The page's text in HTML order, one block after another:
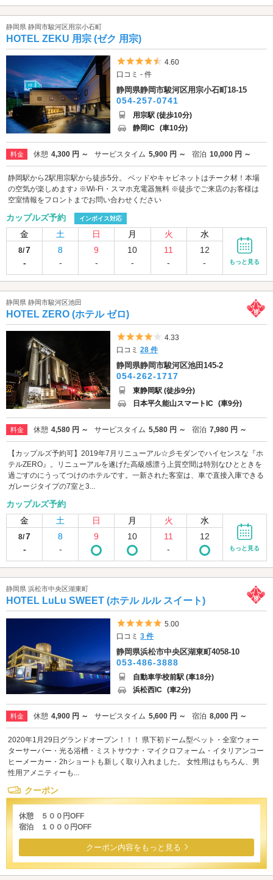
静岡県 静岡市駿河区用宗小石町
HOTEL ZEKU 用宗 (ゼク 用宗)
5つ星のうち4.5
4.60
口コミ - 件
静岡県静岡市駿河区用宗小石町18-15
054-257-0741
用宗駅 (徒歩10分)
静岡IC (車10分)
料金 休憩 4,300 円 ～ サービスタイム 5,900 円 ～ 宿泊 10,000 円 ～
静岡駅から2駅用宗駅から徒歩5分。 ベッドやキャビネットはチーク材！本場
の空気が楽しめます♪ ※Wi-Fi・スマホ充電器無料 ※徒歩でご来店のお客様は
空室情報をフロントまでお問い合わせください
カップルズ予約 インボイス対応
金 土 日 月 火 水
8/7
-
8
-
9
-
10
-
11
-
12
-
もっと見る
静岡県 静岡市駿河区池田
HOTEL ZERO (ホテル ゼロ)
5つ星のうち4
4.33
口コミ28 件
静岡県静岡市駿河区池田145-2
054-262-1717
東静岡駅 (徒歩9分)
日本平久能山スマートIC (車9分)
料金 休憩 4,580 円 ～ サービスタイム 5,580 円 ～ 宿泊 7,980 円 ～
【カップルズ予約可】2019年7月リニューアル☆彡モダンでハイセンスな『ホ
テルZERO』。リニューアルを遂げた高級感漂う上質空間は特別なひとときを
過ごすのにうってつけのホテルです。一新された客室は、車で直接入庫できる
ガレージタイプの7室と3...
カップルズ予約
金
土 日 月 火 水
8/7
-
8
-
9 10
11
-
12
もっと見る
静岡県 浜松市中央区湖東町
HOTEL LuLu SWEET (ホテル ルル スイート)
5つ星のうち5
5.00
口コミ3 件
静岡県浜松市中央区湖東町4058-10
053-486-3888
自動車学校前駅 (車18分)
浜松西IC (車2分)
料金 休憩 4,900 円 ～ サービスタイム 5,600 円 ～ 宿泊 8,000 円 ～
2020年1月29日グランドオープン！！！ 県下初ドーム型ベット・全室ウォー
ターサーバー・光る浴槽・ミストサウナ・マイクロフォーム・イタリアンコー
ヒーメーカー・2hショートも新しく取り入れました。 女性用はもちろん、男
性用アメニティーも...
クーポン
休憩 ５００円OFF
宿泊 １０００円OFF
クーポン内容をもっと見る